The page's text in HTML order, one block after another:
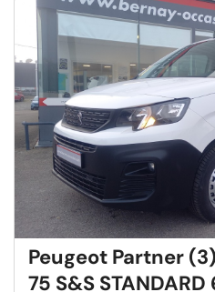
Peugeot Partner
75 S&S